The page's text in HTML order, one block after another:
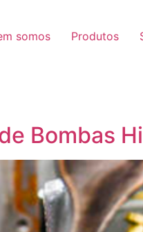
somos Produtos
Bombas